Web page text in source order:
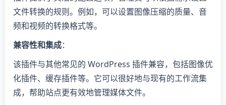
文件转换的规则。例如，可以设置图像压缩的质量、音
频和视频的转换格式等。
兼容性和集成：
该插件与其他常见的 WordPress 插件兼容，包括图像优
化插件、缓存插件等。它可以很好地与现有的工作流集
成，帮助站点更有效地管理媒体文件。